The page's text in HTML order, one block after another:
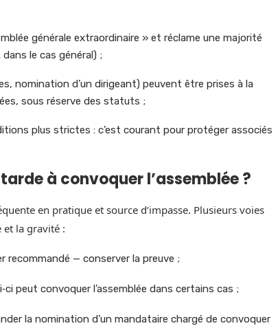
générale extraordinaire » et réclame une majorité
le cas général) ;
nomination d’un dirigeant) peuvent être prises à la
sous réserve des statuts ;
plus strictes : c’est courant pour protéger associés
à convoquer l’assemblée ?
en pratique et source d’impasse. Plusieurs voies
et la gravité :
— conserver la preuve ;
peut convoquer l’assemblée dans certains cas ;
la nomination d’un mandataire chargé de convoquer